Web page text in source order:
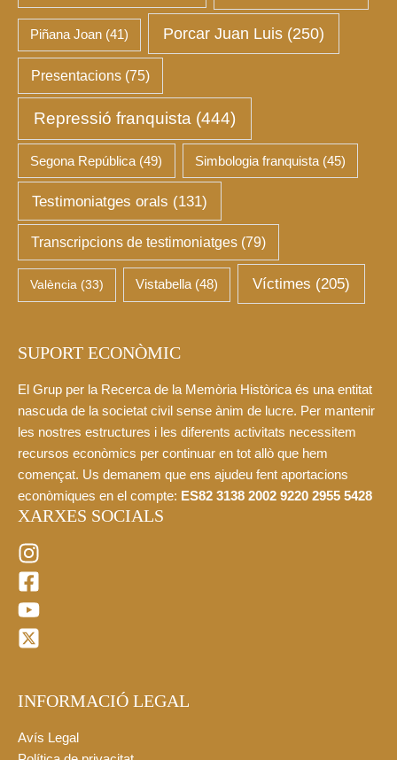
Piñana Joan (41) Porcar Juan Luis (250)
Presentacions (75)
Repressió franquista (444)
Segona República (49) Simbologia franquista (45)
Testimoniatges orals (131)
Transcripcions de testimoniatges (79)
València(33) Vistabella(48) Víctimes (205)
SUPORT ECONÒMIC
El Grup per la Recerca de la Memòria Històrica és una entitat
nascuda de la societat civil sense ànim de lucre. Per mantenir
les nostres estructures i les diferents activitats necessitem
recursos econòmics per continuar en tot allò que hem
començat. Us demanem que ens ajudeu fent aportacions
econòmiques en el compte: ES82 3138 2002 9220 2955 5428
XARXES SOCIALS
INFORMACIÓ LEGAL
Avís Legal